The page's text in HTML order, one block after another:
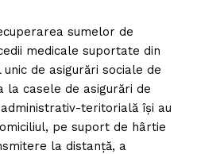
sumelor de
medicale suportate din
de asigurări sociale de
la casele de asigurări de
teritorială își au
pe suport de hârtie
la distanță, a